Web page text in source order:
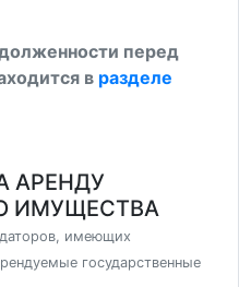
перед
в разделе
АРЕНДУ
ИМУЩЕСТВА
имеющих
государственные